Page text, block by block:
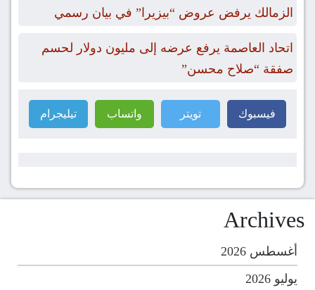
الزمالك يرفض عروض “بيزيرا” في بيان رسمي
اتحاد العاصمة يرفع عرضه إلى مليون دولار لحسم
صفقة “صلاح محسن”
فيسبوك تويتر واتساب تيليجرام
Archives
أغسطس 2026
يوليو 2026